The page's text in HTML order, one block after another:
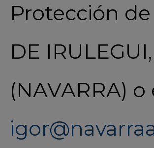
Protección
DE
(NAVARRA)